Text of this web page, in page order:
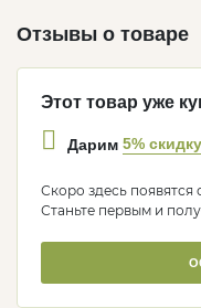
Отзывы о товаре
Этот товар уже
Дарим 5% скидку
Скоро здесь появятся
Станьте первым и